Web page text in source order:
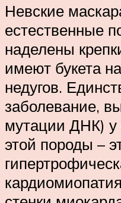
Невские
естественные
наделены
имеют букета
недугов.
заболевание,
мутации ДНК) у
этой породы –